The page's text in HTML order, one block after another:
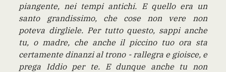
piangente, nei tempi antichi. E quello era un
santo grandissimo, che cose non vere non
poteva dirgliele. Per tutto questo, sappi anche
tu, o madre, che anche il piccino tuo ora sta
certamente dinanzi al trono - rallegra e gioisce, e
prega Iddio per te. E dunque anche tu non